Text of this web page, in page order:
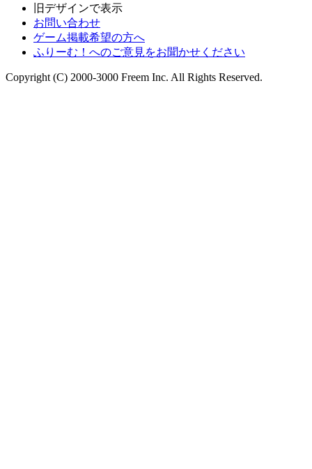
旧デザインで表示
お問い合わせ
ゲーム掲載希望の方へ
ふりーむ！へのご意見をお聞かせください
Copyright (C) 2000-3000 Freem Inc. All Rights Reserved.